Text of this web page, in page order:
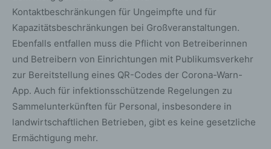
Kontaktbeschränkungen für Ungeimpfte und für
Kapazitätsbeschränkungen bei Großveranstaltungen.
Ebenfalls entfallen muss die Pflicht von Betreiberinnen
und Betreibern von Einrichtungen mit Publikumsverkehr
zur Bereitstellung eines QR-Codes der Corona-Warn-
App. Auch für infektionsschützende Regelungen zu
Sammelunterkünften für Personal, insbesondere in
landwirtschaftlichen Betrieben, gibt es keine gesetzliche
Ermächtigung mehr.